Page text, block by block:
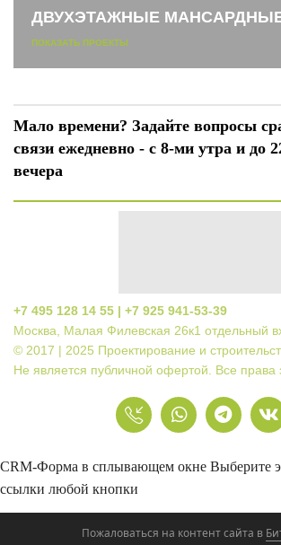
ДВУХЭТАЖНЫЕ
ПОКАЗАТЬ ПРОЕКТЫ
Мало времени? Задайте вопросы
связи ежедневно - с 8-ми утра и до
вечера
+7 495 128 14 55 | +7 925 941-53-39
Москва, Малая Филевская 26к1 отдельный
© 2017 | 2025 Проектирование и
Не является публичной офертой. Все
CRM-Форма в сплывающем окне Выберите
ссылки любой кнопки
Пожаловаться на контент cайта в